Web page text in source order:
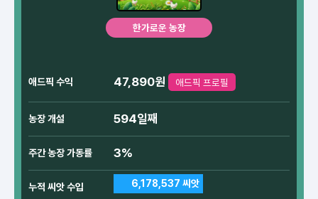
한가로운 농장
애드픽 수익 47,890원 애드픽 프로필
농장 개설 594일째
주간 농장 가동률 3%
누적 씨앗 수입 6,178,537 씨앗